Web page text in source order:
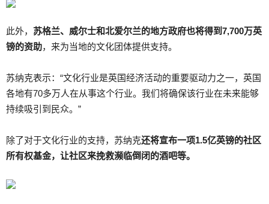
此外， 苏格兰、威尔士和北爱尔兰的地方政府也将得到7,700万英
镑的资助，来为当地的文化团体提供支持。
苏纳克表示：“文化行业是英国经济活动的重要驱动力之一，英国
各地有70多万人在从事这个行业。我们将确保该行业在未来能够
持续吸引到民众。”
除了对于文化行业的支持，苏纳克还将宣布一项1.5亿英镑的社区
所有权基金，让社区来挽救濒临倒闭的酒吧等。